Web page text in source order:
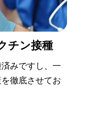
チン接種
みですし、一
徹底させてお